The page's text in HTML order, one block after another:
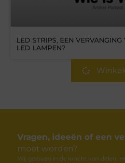
LED STRIPS, EEN
LED LAMPEN?
Vragen, ideeën of een
moet worden?
Wij geloven in de kracht van delen.